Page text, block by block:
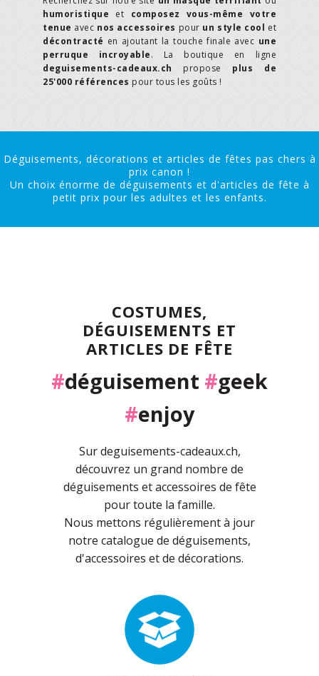
humoristique et composez vous-même votre
tenue avec nos accessoires pour un style cool et
décontracté en ajoutant la touche finale avec une
perruque incroyable. La boutique en ligne
deguisements-cadeaux.ch propose plus de
25'000 références pour tous les goûts !
Déguisements, décorations et articles de fêtes pas chers à
prix canon !
Un choix énorme de déguisements et d'articles de fête à
petit prix pour les adultes et les enfants.
COSTUMES,
DÉGUISEMENTS ET
ARTICLES DE FÊTE
#déguisement #geek
#enjoy
Sur deguisements-cadeaux.ch,
découvrez un grand nombre de
déguisements et accessoires de fête
pour toute la famille.
Nous mettons régulièrement à jour
notre catalogue de déguisements,
d'accessoires et de décorations.